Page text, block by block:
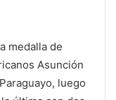
medalla de
Asunción
luego